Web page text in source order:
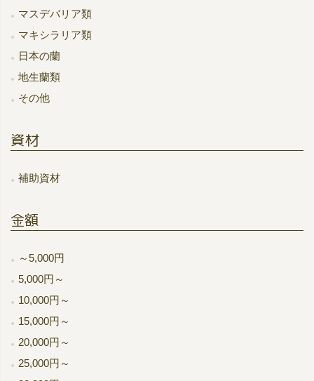
マスデバリア類
マキシラリア類
日本の蘭
地生蘭類
その他
資材
補助資材
金額
～5,000円
5,000円～
10,000円～
15,000円～
20,000円～
25,000円～